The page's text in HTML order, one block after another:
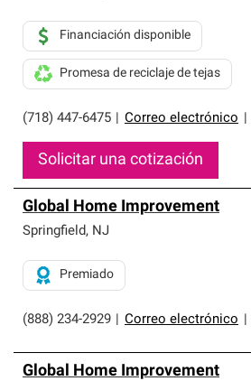
(718) 447-6475 Correo electrónico
Financiación disponible
Promesa de reciclaje de tejas
Solicitar una cotización
Global Home Improvement
Springfield, NJ
(888) 234-2929 Correo electrónico
Premiado
Global Home Improvement